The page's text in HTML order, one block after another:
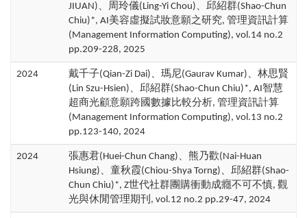
JIUAN)、周玲儀(Ling-Yi Chou)、邱紹群(Shao-Chun
Chiu)*, AI美容虛擬試妝意願之研究, 管理資訊計算
(Management Information Computing), vol.14 no.2
pp.209-228, 2025
2024
戴千子(Qian-Zi Dai)、瑪尼(Gaurav Kumar)、林思賢
(Lin Szu-Hsien)、邱紹群(Shao-Chun Chiu)*, AI智慧
超商光顧意願跨國數據比較分析, 管理資訊計算
(Management Information Computing), vol.13 no.2
pp.123-140, 2024
2024
張惠君(Huei-Chun Chang)、熊乃歡(Nai-Huan
Hsiung)、童秋霞(Chiou-Shya Torng)、邱紹群(Shao-
Chun Chiu)*, Z世代社群團購衝動成癮不可不慎, 觀
光與休閒管理期刊, vol.12 no.2 pp.29-47, 2024